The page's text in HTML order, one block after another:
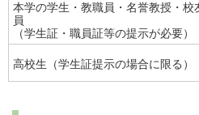
本学の学生・教職員・名誉教授・校
員
（学生証・職員証等の提示が必要）
高校生（学生証提示の場合に限る）